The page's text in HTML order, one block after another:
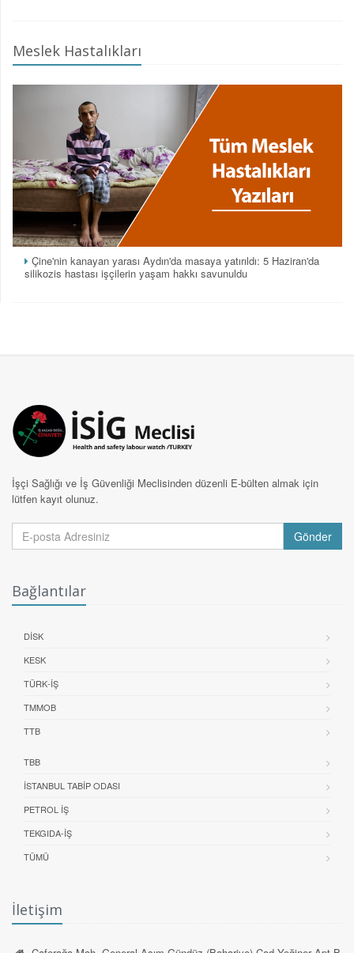
Meslek Hastalıkları
Çine'nin kanayan yarası Aydın'da masaya yatırıldı: 5 Haziran'da
silikozis hastası işçilerin yaşam hakkı savunuldu
İşçi Sağlığı ve İş Güvenliği Meclisinden düzenli E-bülten almak için
lütfen kayıt olunuz.
Gönder
Bağlantılar
DİSK
KESK
TÜRK-İŞ
TMMOB
TTB
TBB
İSTANBUL TABIP ODASI
PETROL İŞ
TEKGIDA-İŞ
TÜMÜ
İletişim